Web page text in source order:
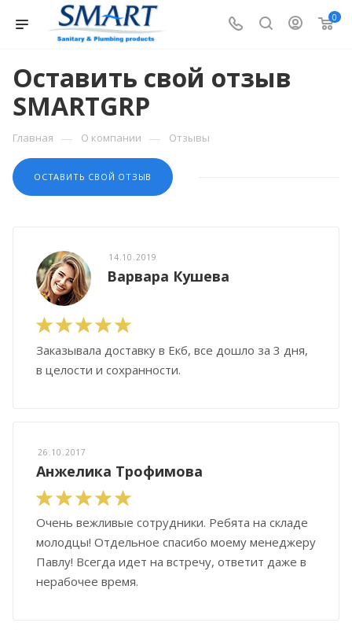
0
Оставить свой отзыв
SMARTGRP
Главная — О компании — Отзывы
ОСТАВИТЬ СВОЙ ОТЗЫВ
14.10.2019
Варвара Кушева
Заказывала доставку в Екб, все дошло за 3 дня,
в целости и сохранности.
26.10.2017
Анжелика Трофимова
Очень вежливые сотрудники. Ребята на складе
молодцы! Отдельное спасибо моему менеджеру
Павлу! Всегда идет на встречу, ответит даже в
нерабочее время.